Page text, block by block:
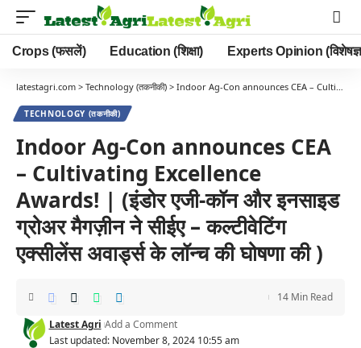
Crops (फसलें) Education (शिक्षा) Experts Opinion (विशेषज्ञ
latestagri.com > Technology (तकनीकी) > Indoor Ag-Con announces CEA – Cultivating Excellence Awards! | (इंडोर एजी-कॉन और इनसाइड ग्रोअर मैगज़ीन ने सीईए – कल्टीवेटिंग एक्सीलेंस अवार्ड्स के लॉन्च की घोषणा की )
TECHNOLOGY (तकनीकी)
Indoor Ag-Con announces CEA
– Cultivating Excellence
Awards! | (इंडोर एजी-कॉन और इनसाइड
ग्रोअर मैगज़ीन ने सीईए – कल्टीवेटिंग
एक्सीलेंस अवार्ड्स के लॉन्च की घोषणा की )
Last updated: November 8, 2024 10:55 am
Latest Agri Add a Comment
14 Min Read